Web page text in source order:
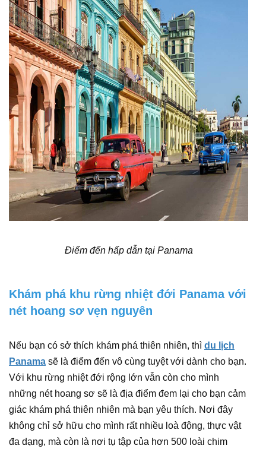
Điểm đến hấp dẫn tại Panama
Khám phá khu rừng nhiệt đới Panama với
nét hoang sơ vẹn nguyên
Nếu bạn có sở thích khám phá thiên nhiên, thì du lịch
Panama sẽ là điểm đến vô cùng tuyệt với dành cho bạn.
Với khu rừng nhiệt đới rộng lớn vẫn còn cho mình
những nét hoang sơ sẽ là địa điểm đem lại cho bạn cảm
giác khám phá thiên nhiên mà bạn yêu thích. Nơi đây
không chỉ sở hữu cho mình rất nhiều loà động, thực vật
đa dạng, mà còn là nơi tụ tập của hơn 500 loài chim